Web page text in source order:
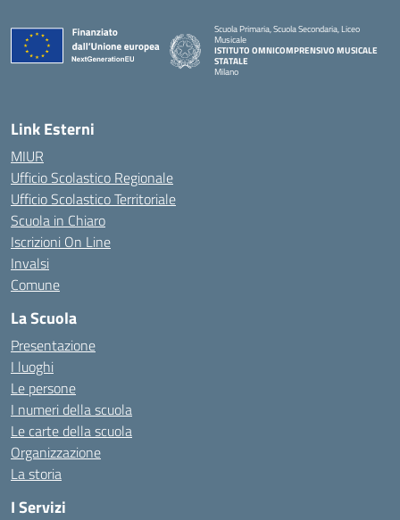
Scuola Primaria, Scuola Secondaria, Liceo
Musicale
ISTITUTO OMNICOMPRENSIVO MUSICALE
STATALE
Milano
Link Esterni
MIUR
Ufficio Scolastico Regionale
Ufficio Scolastico Territoriale
Scuola in Chiaro
Iscrizioni On Line
Invalsi
Comune
La Scuola
Presentazione
I luoghi
Le persone
I numeri della scuola
Le carte della scuola
Organizzazione
La storia
I Servizi